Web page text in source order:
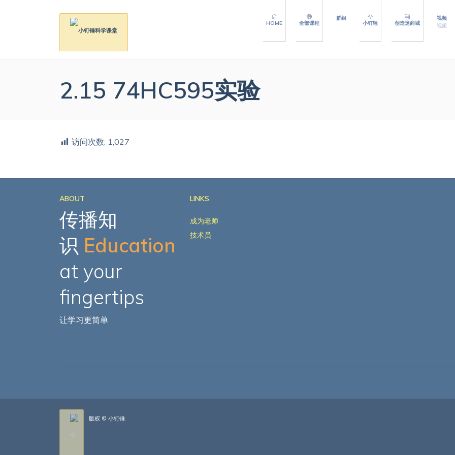
HOME 全部课程
群组
小钉锤 创造迷商城
视频
视频
2.15 74HC595实验
访问次数: 1,027
ABOUT
传播知
识 Education
at your
fingertips
让学习更简单
LINKS
成为老师
技术员
版权 © 小钉锤.